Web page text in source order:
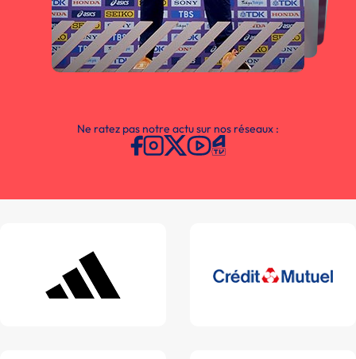
Ne ratez pas notre actu sur nos réseaux :